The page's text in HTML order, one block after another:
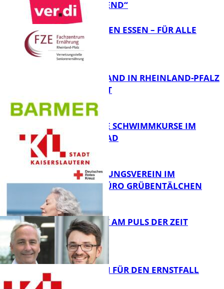
FB Gesundheit
ÜBERRASCHEND“
FB Gesundheit
„AUSGEWOGEN ESSEN – FÜR ALLE
MÖGLICH?!“
FB Gesundheit
KRANKENSTAND IN RHEINLAND-PFALZ
SINKT LEICHT
KOSTENLOSE SCHWIMMKURSE IM
WARMFREIBAD
FB Gesundheit
DRK BETREUUNGSVEREIN IM
STADTTEILBÜRO GRÜBENTÄLCHEN
GUTE ARBEIT AM PULS DER ZEIT
JETZT SCHON FÜR DEN ERNSTFALL
VORSORGEN